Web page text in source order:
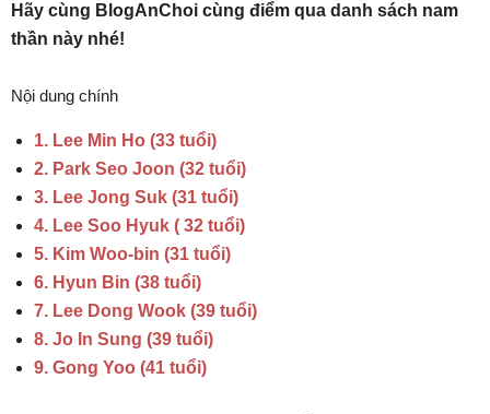
Hãy cùng BlogAnChoi cùng điểm qua danh sách nam
thần này nhé!
Nội dung chính
1. Lee Min Ho (33 tuổi)
2. Park Seo Joon (32 tuổi)
3. Lee Jong Suk (31 tuổi)
4. Lee Soo Hyuk ( 32 tuổi)
5. Kim Woo-bin (31 tuổi)
6. Hyun Bin (38 tuổi)
7. Lee Dong Wook (39 tuổi)
8. Jo In Sung (39 tuổi)
9. Gong Yoo (41 tuổi)